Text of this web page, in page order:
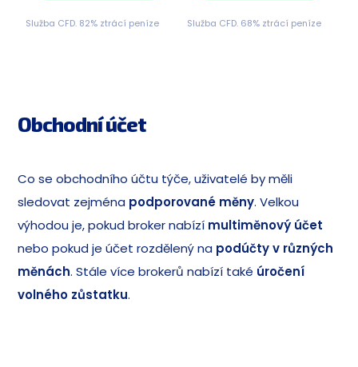
Služba CFD. 82% ztrácí peníze Služba CFD. 68% ztrácí peníze
Obchodní účet
Co se obchodního účtu týče, uživatelé by měli
sledovat zejména podporované měny. Velkou
výhodou je, pokud broker nabízí multiměnový účet
nebo pokud je účet rozdělený na podúčty v různých
měnách. Stále více brokerů nabízí také úročení
volného zůstatku.